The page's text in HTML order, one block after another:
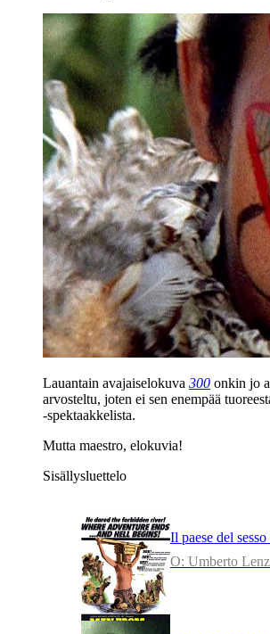
Lauantain avajaiselokuva 300 onkin jo
arvosteltu, joten ei sen enempää
‑spektaakkelista.
Mutta maestro, elokuvia!
Sisällysluettelo
Il paese del
O: Umberto